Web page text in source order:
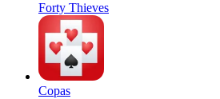
Forty Thieves
Copas